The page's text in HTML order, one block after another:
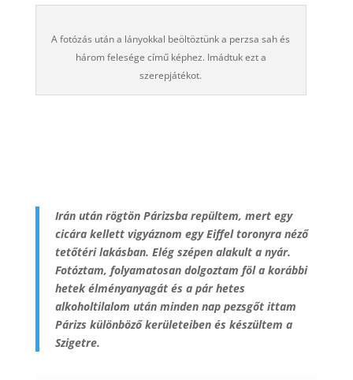
A fotózás után a lányokkal beöltöztünk a perzsa sah és
három felesége című képhez. Imádtuk ezt a
szerepjátékot.
Irán után rögtön Párizsba repültem, mert egy
cicára kellett vigyáznom egy Eiffel toronyra néző
tetőtéri lakásban. Elég szépen alakult a nyár.
Fotóztam, folyamatosan dolgoztam föl a korábbi
hetek élményanyagát és a pár hetes
alkoholtilalom után minden nap pezsgőt ittam
Párizs különböző kerületeiben és készültem a
Szigetre.